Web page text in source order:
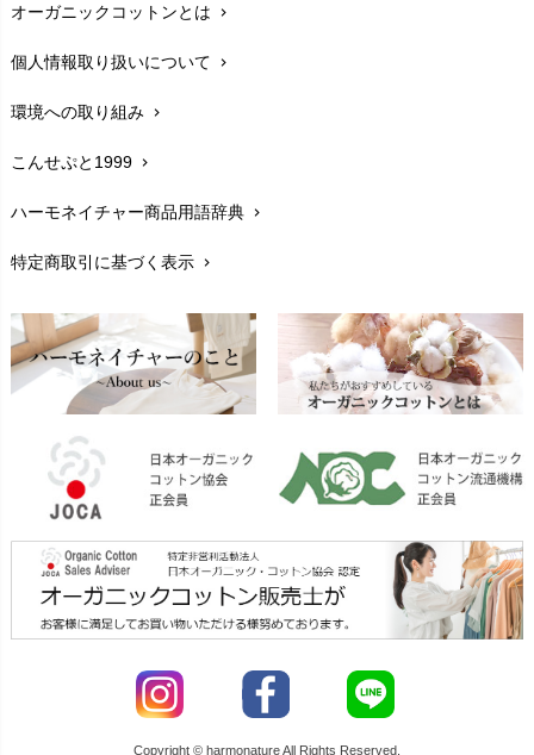
在庫状況と発送予定chevron_right
サイズ・寸法chevron_right
生地・素材chevron_right
お手入れについて
レビューを書こうchevron_right
返品交換chevron_right
FAXでのご注文
お問い合わせchevron_right
オーガニックコットンとは chevron_right
個人情報取り扱いについて chevron_right
環境への取り組み chevron_right
こんせぷと1999 chevron_right
ハーモネイチャー商品用語辞典 chevron_right
特定商取引に基づく表示 chevron_right
Copyright © harmonature All Rights Reserved.